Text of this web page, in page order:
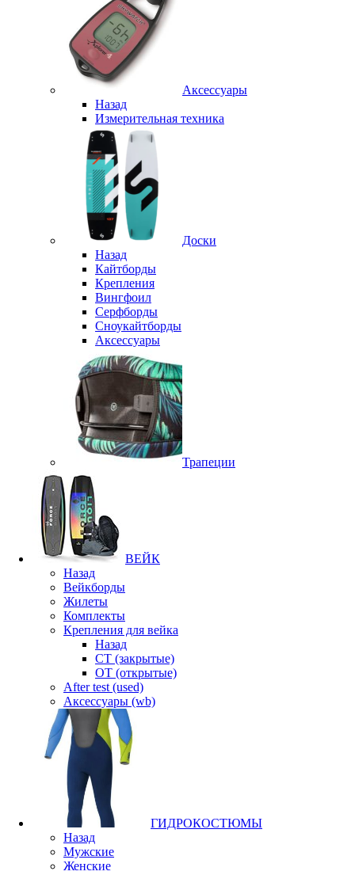
Аксессуары
Назад
Измерительная техника
Доски
Назад
Кайтборды
Крепления
Вингфоил
Серфборды
Сноукайтборды
Аксессуары
Трапеции
ВЕЙК
Назад
Вейкборды
Жилеты
Комплекты
Крепления для вейка
Назад
CT (закрытые)
OT (открытые)
After test (used)
Аксессуары (wb)
ГИДРОКОСТЮМЫ
Назад
Мужские
Женские